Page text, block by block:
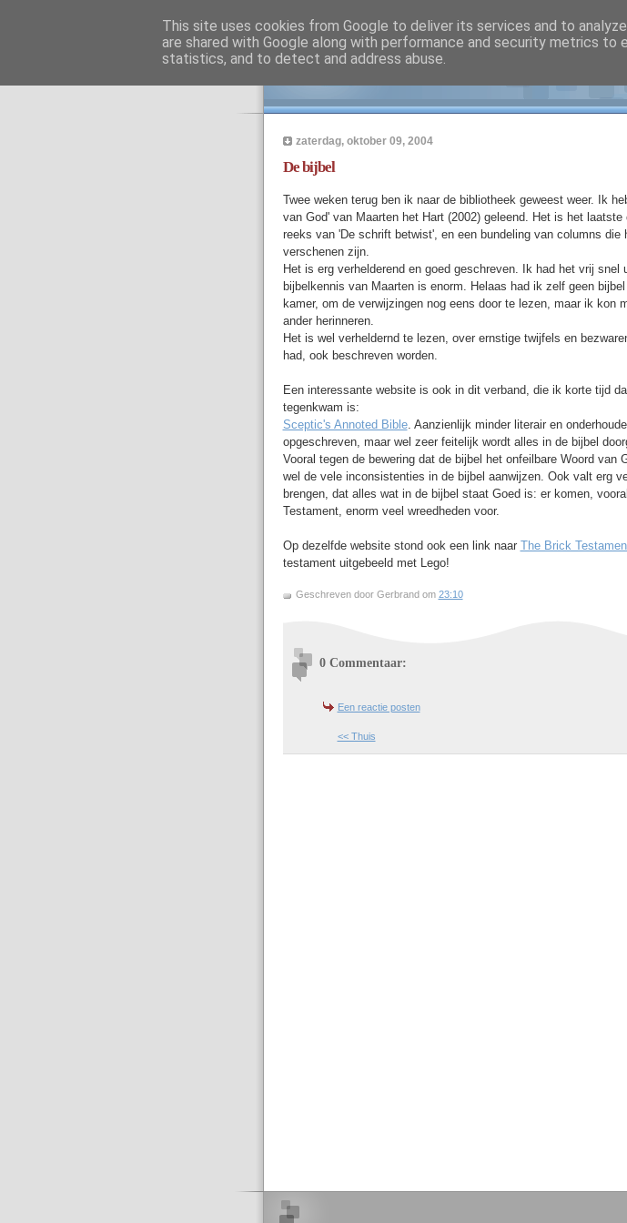
Gerbrands homepage
zaterdag, oktober 09, 2004
De bijbel
Twee weken terug ben ik naar de bibliotheek geweest weer. Ik
van God' van Maarten het Hart (2002) geleend. Het is het laatste
reeks van 'De schrift betwist', en een bundeling van columns die
verschenen zijn.
Het is erg verhelderend en goed geschreven. Ik had het vrij snel
bijbelkennis van Maarten is enorm. Helaas had ik zelf geen
kamer, om de verwijzingen nog eens door te lezen, maar ik kon
ander herinneren.
Het is wel verheldernd te lezen, over ernstige twijfels en
had, ook beschreven worden.
Een interessante website is ook in dit verband, die ik korte tijd
tegenkwam is:
Sceptic's Annoted Bible. Aanzienlijk minder literair en
opgeschreven, maar wel zeer feitelijk wordt alles in de bijbel
Vooral tegen de bewering dat de bijbel het onfeilbare Woord van
wel de vele inconsistenties in de bijbel aanwijzen. Ook valt erg
brengen, dat alles wat in de bijbel staat Goed is: er komen,
Testament, enorm veel wreedheden voor.
Op dezelfde website stond ook een link naar The Brick
testament uitgebeeld met Lego!
Geschreven door Gerbrand om 23:10
0 Commentaar:
Een reactie posten
<< Thuis
This site uses cookies from Google to deliver its services and to
are shared with Google along with performance and security metrics to
statistics, and to detect and address abuse.